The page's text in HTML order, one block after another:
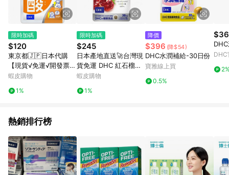
限時加碼
$120
東京都🇯🇵日本代購
【現貨√免運√開發票】
DHC 葉酸 60日份
蝦皮購物
1%
限時加碼
$245
日本產地直送🚀台灣現
貨免運 DHC 紅石榴膠
原錠 30日份
蝦皮購物
1%
降價
$396 (降$54)
DHC水潤補給-30日份
寶雅線上買
0.5%
DHC
熱銷排行榜